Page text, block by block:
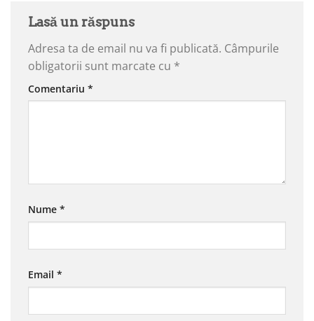
Lasă un răspuns
Adresa ta de email nu va fi publicată. Câmpurile
obligatorii sunt marcate cu *
Comentariu *
Nume *
Email *